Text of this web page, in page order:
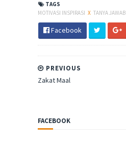
TAGS
MOTIVASI INSPIRASI X TANYA JAWAB
Facebook
PREVIOUS
Zakat Maal
FACEBOOK